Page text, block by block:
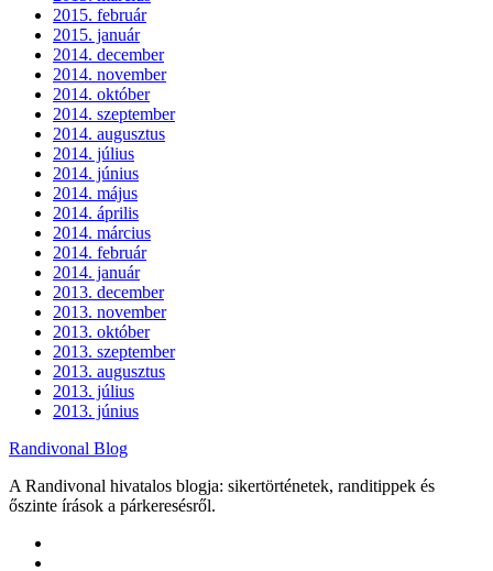
2015. február
2015. január
2014. december
2014. november
2014. október
2014. szeptember
2014. augusztus
2014. július
2014. június
2014. május
2014. április
2014. március
2014. február
2014. január
2013. december
2013. november
2013. október
2013. szeptember
2013. augusztus
2013. július
2013. június
Randivonal Blog
A Randivonal hivatalos blogja: sikertörténetek, randitippek és
őszinte írások a párkeresésről.